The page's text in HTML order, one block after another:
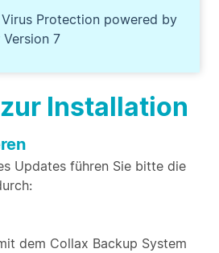
Installation
Updates führen Sie bitte die
dem Collax Backup System
Protection powered by
7